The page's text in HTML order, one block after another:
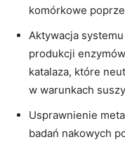
komórkowe
Aktywacja
produkcji
katalaza, które
w warunkach
Usprawnienie
badań nakowych